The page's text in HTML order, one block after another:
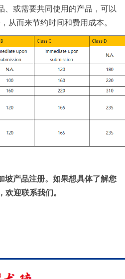
、或需要共同使用的产品，可以
从而来节约时间和费用成本。
坡产品注册。如果想具体了解您
迎联系我们。